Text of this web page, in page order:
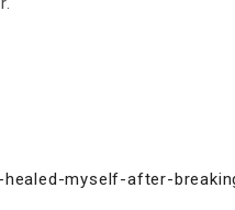
myself-after-